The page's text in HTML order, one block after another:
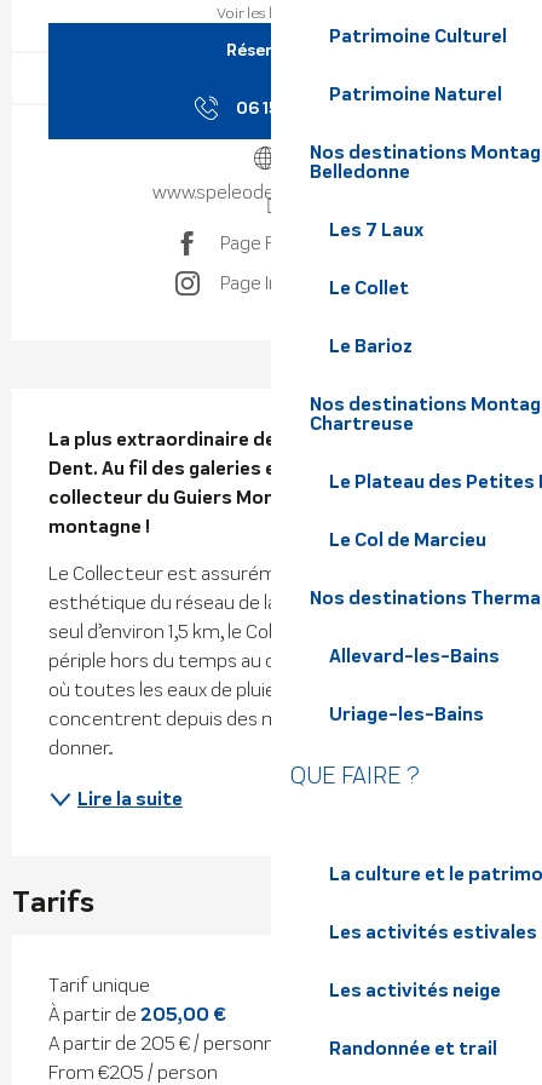
Patrimoine Culturel
Patrimoine Naturel
Nos destinations
Belledonne
Les 7 Laux
Le Collet
Le Barioz
Nos destinations
Chartreuse
Le Plateau des Petites
Le Col de Marcieu
Nos destinations
Allevard-les-Bains
Uriage-les-Bains
QUE FAIRE ?
La culture et le
Les activités estivales
Les activités neige
Randonnée et trail
Voir les horaires
Réserver
06 15 11 25 ▒▒
www.speleodentdecrolles.fr
Page Facebook
Page Instagram
Description
La plus extraordinaire des incursions dans la
Dent. Au fil des galeries et des puits, atteignez le
collecteur du Guiers Mort, au cœur de la
montagne !
Le Collecteur est assurément la partie la plus
esthétique du réseau de la Dent de Crolles. Long à lui
seul d’environ 1,5 km, le Collecteur propose un
périple hors du temps au cœur de la montagne, là
où toutes les eaux de pluie et de fonte se
concentrent depuis des millions d’années pour
donner...
Lire la suite
Tarifs
Tarifs 2026
Tarif unique
À partir de 205,00 €
A partir de 205 € / personne
From €205 / person